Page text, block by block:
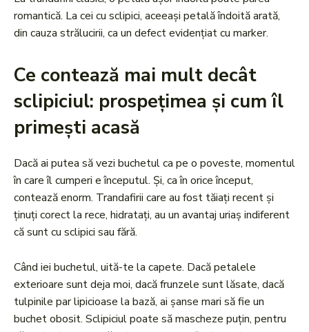
romantică. La cei cu sclipici, aceeași petală îndoită arată,
din cauza strălucirii, ca un defect evidențiat cu marker.
Ce contează mai mult decât
sclipiciul: prospețimea și cum îl
primești acasă
Dacă ai putea să vezi buchetul ca pe o poveste, momentul
în care îl cumperi e începutul. Și, ca în orice început,
contează enorm. Trandafirii care au fost tăiați recent și
ținuți corect la rece, hidratați, au un avantaj uriaș indiferent
că sunt cu sclipici sau fără.
Când iei buchetul, uită-te la capete. Dacă petalele
exterioare sunt deja moi, dacă frunzele sunt lăsate, dacă
tulpinile par lipicioase la bază, ai șanse mari să fie un
buchet obosit. Sclipiciul poate să mascheze puțin, pentru